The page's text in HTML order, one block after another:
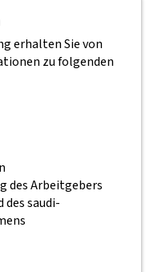
erhalten Sie von
zu folgenden
des Arbeitgebers
saudi-